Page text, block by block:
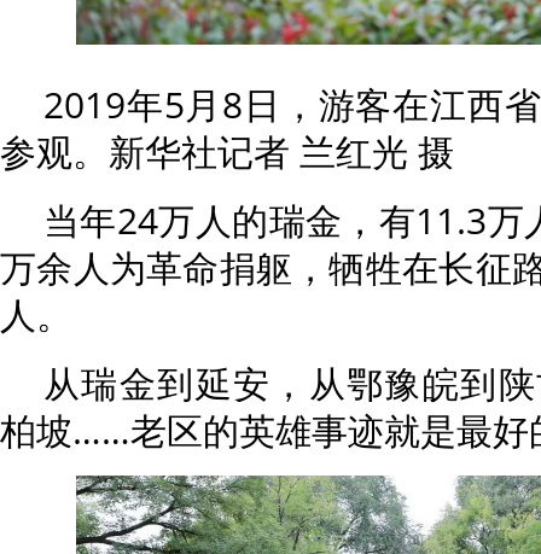
2019年5月8日，游客在江西
参观。新华社记者 兰红光 摄
当年24万人的瑞金，有11.3
万余人为革命捐躯，牺牲在长征
人。
从瑞金到延安，从鄂豫皖到
柏坡……老区的英雄事迹就是最好